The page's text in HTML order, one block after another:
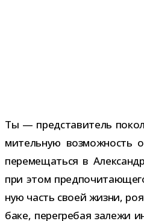
Ты — пред­ста­ви­тель
ми­тель­ную воз­мож­ность
пере­ме­щаться в
при этом
ную часть своей жизни,
баке, пере­гре­бая залежи